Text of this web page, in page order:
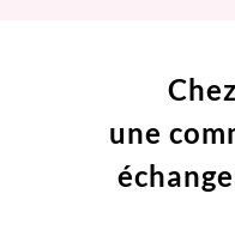
une